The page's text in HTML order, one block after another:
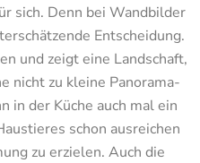
sich. Denn bei Wandbilder
Entscheidung.
und zeigt eine Landschaft,
nicht zu kleine Panorama-
in der Küche auch mal ein
schon ausreichen
zu erzielen. Auch die